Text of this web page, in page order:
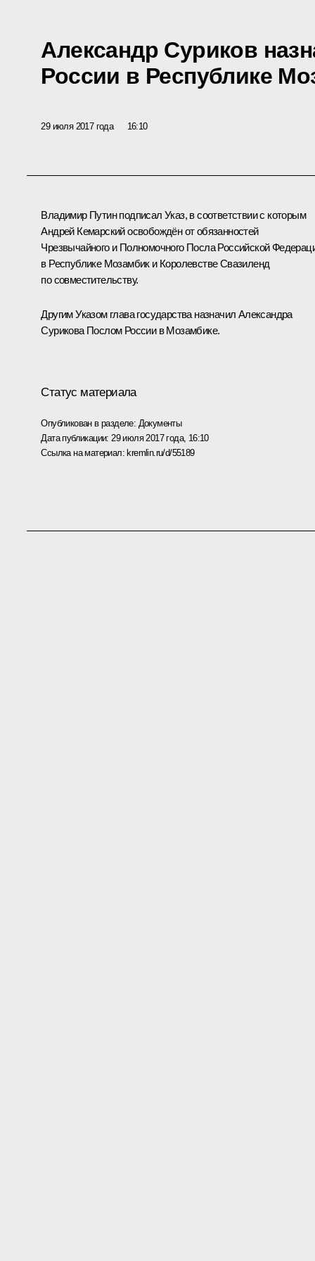
Александр Суриков
России в Республике
29 июля 2017 года 16:10
Владимир Путин подписал Указ, в соответствии с которым
Андрей Кемарский освобождён от обязанностей
Чрезвычайного и Полномочного Посла Российской
в Республике Мозамбик и Королевстве Свазиленд
по совместительству.
Другим Указом глава государства назначил Александра
Сурикова Послом России в Мозамбике.
Статус материала
Опубликован в разделе: Документы
Дата публикации: 29 июля 2017 года, 16:10
Ссылка на материал:kremlin.ru/d/55189